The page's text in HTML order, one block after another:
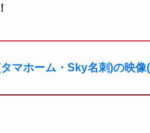
マホーム・Sky名刺)の映